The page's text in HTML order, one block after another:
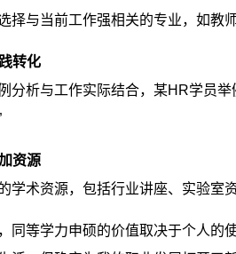
择与当前工作强相关的专业，如教
转化
分析与工作实际结合，某HR学员
资源
学术资源，包括行业讲座、实验室
同等学力申硕的价值取决于个人的